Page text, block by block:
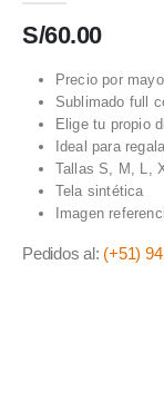
S/60.00
Precio por
Sublimado full
Elige tu propio
Ideal para
Tallas S, M, L,
Tela sintética
Imagen
Pedidos al: (+51)